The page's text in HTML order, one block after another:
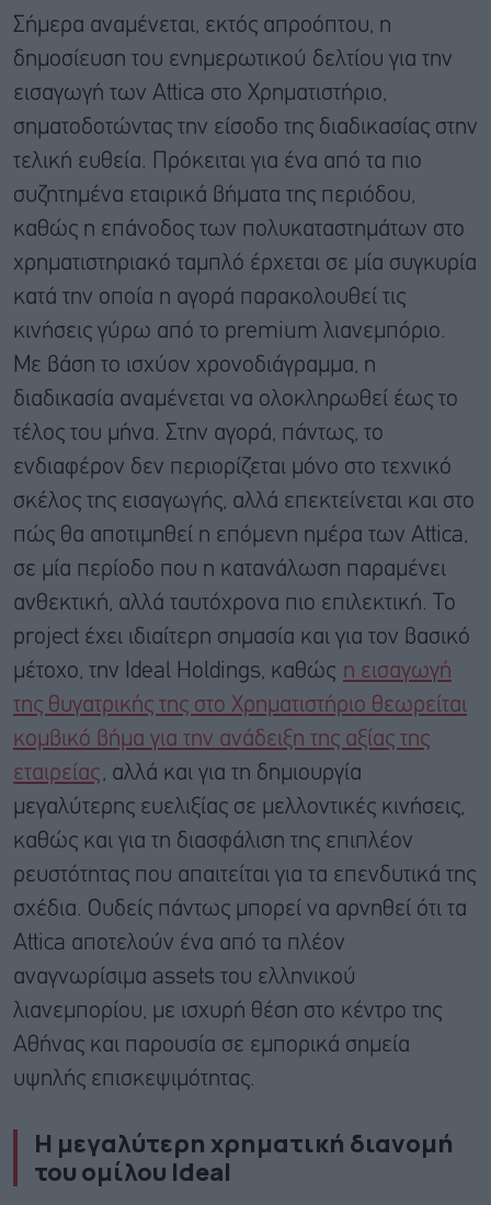
Σήμερα αναμένεται, εκτός απροόπτου, η
δημοσίευση του ενημερωτικού δελτίου για την
εισαγωγή των Attica στο Χρηματιστήριο,
σηματοδοτώντας την είσοδο της διαδικασίας στην
τελική ευθεία. Πρόκειται για ένα από τα πιο
συζητημένα εταιρικά βήματα της περιόδου,
καθώς η επάνοδος των πολυκαταστημάτων στο
χρηματιστηριακό ταμπλό έρχεται σε μία συγκυρία
κατά την οποία η αγορά παρακολουθεί τις
κινήσεις γύρω από το premium λιανεμπόριο.
Με βάση το ισχύον χρονοδιάγραμμα, η
διαδικασία αναμένεται να ολοκληρωθεί έως το
τέλος του μήνα. Στην αγορά, πάντως, το
ενδιαφέρον δεν περιορίζεται μόνο στο τεχνικό
σκέλος της εισαγωγής, αλλά επεκτείνεται και στο
πώς θα αποτιμηθεί η επόμενη ημέρα των Attica,
σε μία περίοδο που η κατανάλωση παραμένει
ανθεκτική, αλλά ταυτόχρονα πιο επιλεκτική. Το
project έχει ιδιαίτερη σημασία και για τον βασικό
μέτοχο, την Ideal Holdings, καθώς η εισαγωγή
της θυγατρικής της στο Χρηματιστήριο θεωρείται
κομβικό βήμα για την ανάδειξη της αξίας της
εταιρείας, αλλά και για τη δημιουργία
μεγαλύτερης ευελιξίας σε μελλοντικές κινήσεις,
καθώς και για τη διασφάλιση της επιπλέον
ρευστότητας που απαιτείται για τα επενδυτικά της
σχέδια. Ουδείς πάντως μπορεί να αρνηθεί ότι τα
Attica αποτελούν ένα από τα πλέον
αναγνωρίσιμα assets του ελληνικού
λιανεμπορίου, με ισχυρή θέση στο κέντρο της
Αθήνας και παρουσία σε εμπορικά σημεία
υψηλής επισκεψιμότητας.
Η μεγαλύτερη χρηματική διανομή
του ομίλου Ideal